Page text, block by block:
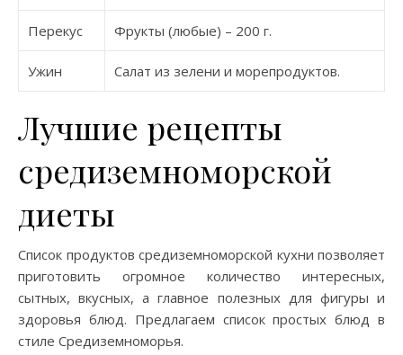
Перекус Фрукты (любые) – 200 г.
Ужин Салат из зелени и морепродуктов.
Лучшие рецепты
средиземноморской
диеты
Список продуктов средиземноморской кухни позволяет
приготовить огромное количество интересных,
сытных, вкусных, а главное полезных для фигуры и
здоровья блюд. Предлагаем список простых блюд в
стиле Средиземноморья.